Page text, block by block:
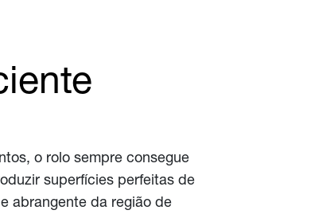
o rolo sempre consegue
superfícies perfeitas de
abrangente da região de